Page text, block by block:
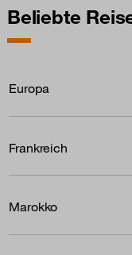
Beliebte
Europa
Frankreich
Marokko